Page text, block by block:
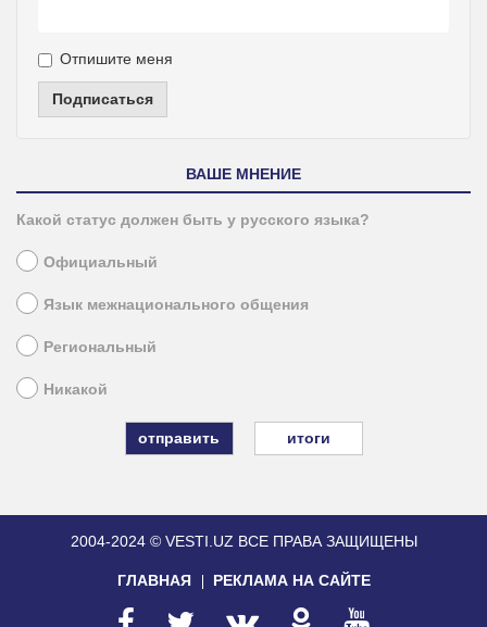
Отпишите меня
Подписаться
ВАШЕ МНЕНИЕ
Какой статус должен быть у русского языка?
Официальный
Язык межнационального общения
Региональный
Никакой
итоги
2004-2024 © VESTI.UZ ВСЕ ПРАВА ЗАЩИЩЕНЫ
ГЛАВНАЯ РЕКЛАМА НА САЙТЕ